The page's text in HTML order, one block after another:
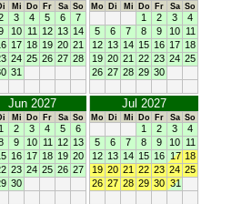
Mi Do Fr Sa So
3 4 5 6
7
10 11 12 13 14
17 18 19 20 21
24 25 26 27 28
31
Mo Di Mi Do Fr Sa So
1 2 3
4
5
6 7 8 9 10 11
12 13 14 15 16 17 18
19 20 21 22 23 24 25
26 27 28 29 30
Jun 2027
Mi Do Fr Sa So
1 2 3 4 5
6
9 10 11 12 13
16 17 18 19 20
23 24 25 26 27
30
Jul 2027
Mo Di Mi Do Fr Sa So
1 2 3
4
5
6 7 8 9 10 11
12 13 14 15 16 17 18
19 20 21 22 23 24 25
26 27 28 29 30 31